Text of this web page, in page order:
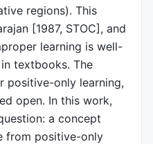
regions). This
[1987, STOC], and
learning is well-
textbooks. The
positive-only learning,
open. In this work,
a concept
from positive-only